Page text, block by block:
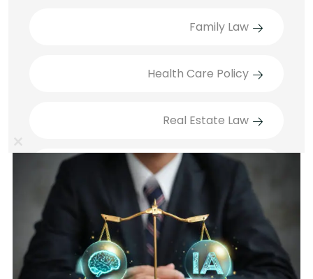
Family Law
Health Care Policy
Real Estate Law
Technology Law
דיני חוזים
דיני משפחה